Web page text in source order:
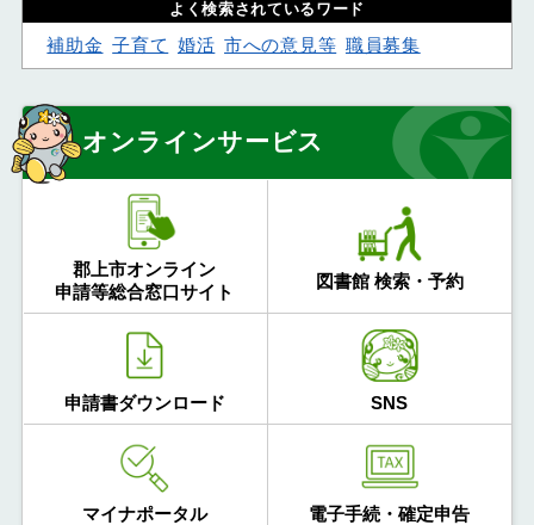
よく検索されているワード
補助金 子育て 婚活 市への意見等 職員募集
オンラインサービス
郡上市オンライン
申請等総合窓口サイト
図書館 検索・予約
申請書ダウンロード SNS
マイナポータル
電子手続・確定申告